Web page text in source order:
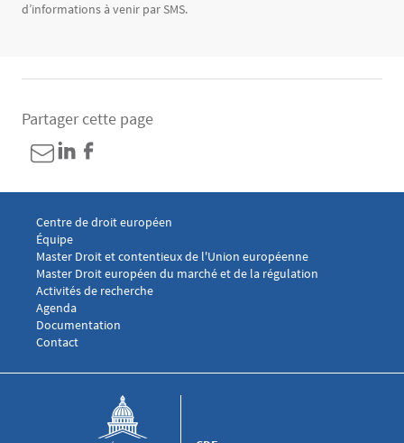
d’informations à venir par SMS.
Partager cette page
Menu footer CDE 1
Centre de droit européen
Équipe
Menu footer CDE 2
Master Droit et contentieux de l'Union européenne
Master Droit européen du marché et de la régulation
Menu footer CDE 3
Activités de recherche
Agenda
Documentation
Menu footer CDE 4
Contact